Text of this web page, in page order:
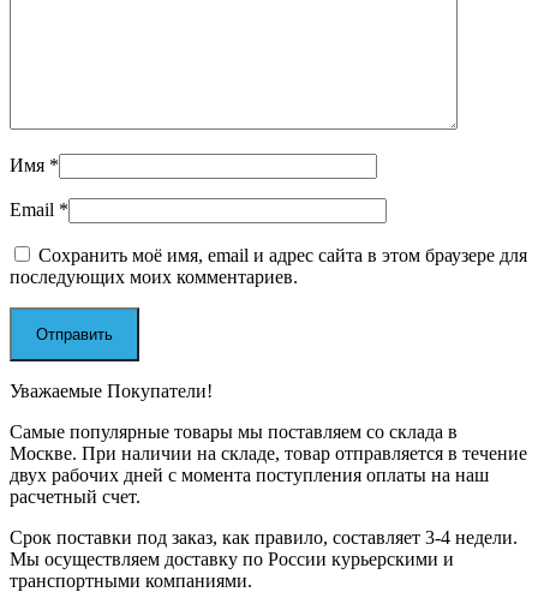
Имя *
Email *
Сохранить моё имя, email и адрес сайта в этом браузере для
последующих моих комментариев.
Уважаемые Покупатели!
Самые популярные товары мы поставляем со склада в
Москве. При наличии на складе, товар отправляется в течение
двух рабочих дней с момента поступления оплаты на наш
расчетный счет.
Срок поставки под заказ, как правило, составляет 3-4 недели.
Мы осуществляем доставку по России курьерскими и
транспортными компаниями.